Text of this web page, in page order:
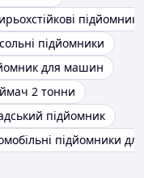
підйомники
підйомники
для машин
2 тонни
підйомник
підйомники